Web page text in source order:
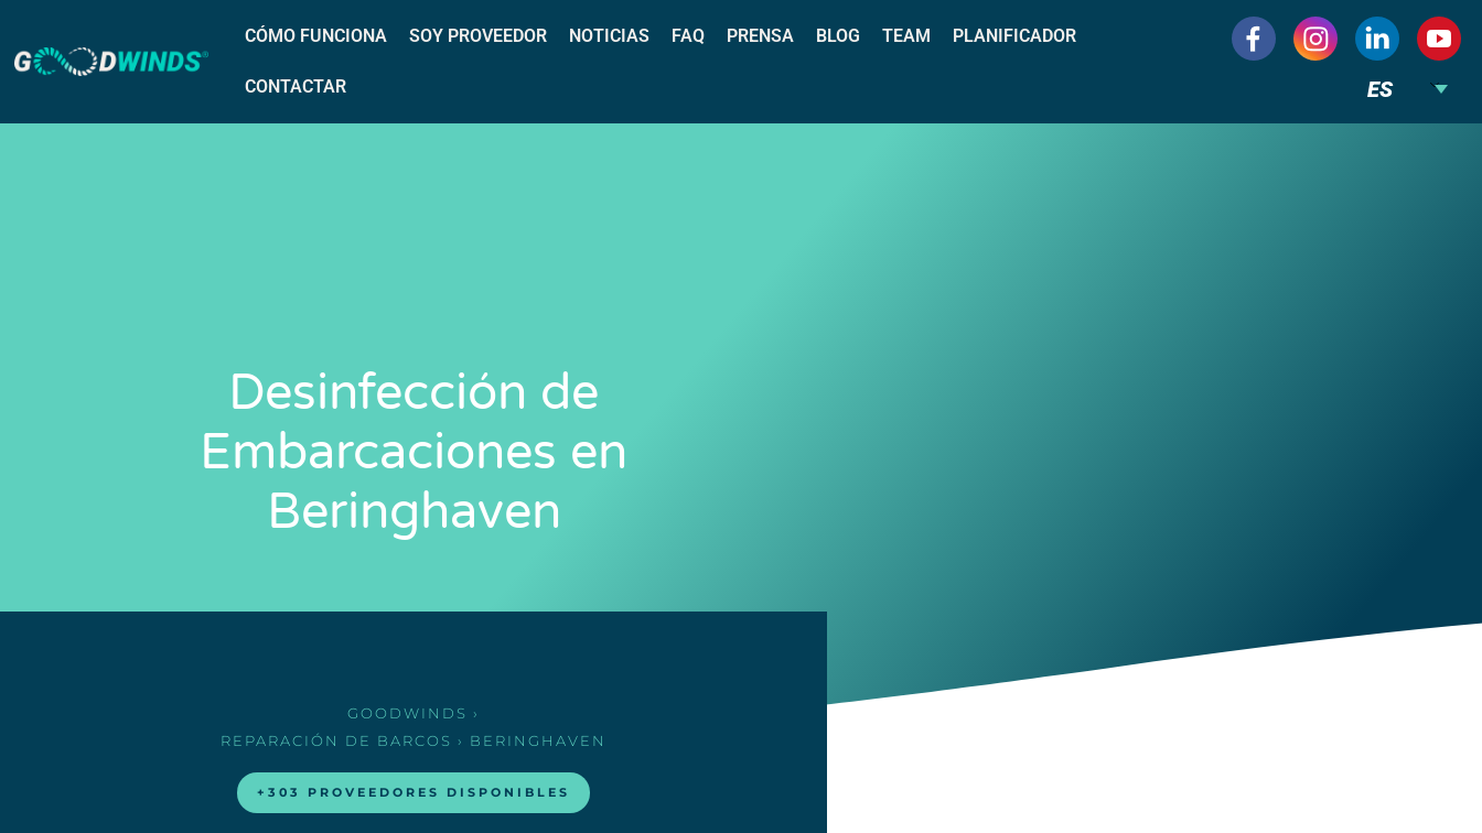
CÓMO FUNCIONA SOY PROVEEDOR NOTICIAS FAQ PRENSA BLOG TEAM PLANIFICADOR
CONTACTAR ES
Desinfección de
Embarcaciones en
Beringhaven
GOODWINDS ›
REPARACIÓN DE BARCOS › BERINGHAVEN
+303 PROVEEDORES DISPONIBLES